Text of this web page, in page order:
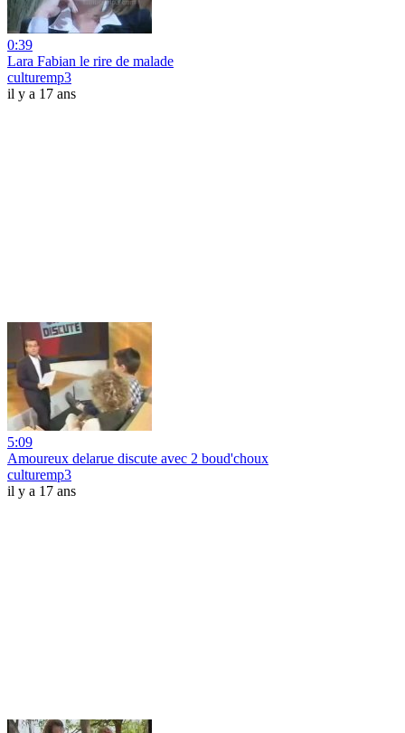
0:39
Lara Fabian le rire de malade
culturemp3
il y a 17 ans
5:09
Amoureux delarue discute avec 2 boud'choux
culturemp3
il y a 17 ans